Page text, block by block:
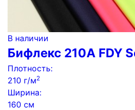
В наличии
Бифлекс 210А FDY
Плотность:
210 г/м2
Ширина:
160 см